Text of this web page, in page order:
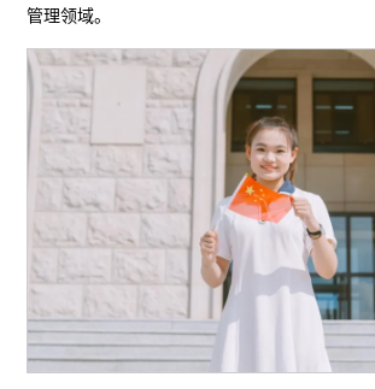
管理领域。